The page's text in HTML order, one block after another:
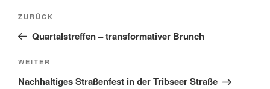
Beitragsnavigation
Vorheriger
Beitrag
ZURÜCK
Quartalstreffen – transformativer Brunch
Nächster
Beitrag
WEITER
Nachhaltiges Straßenfest in der Tribseer Straße